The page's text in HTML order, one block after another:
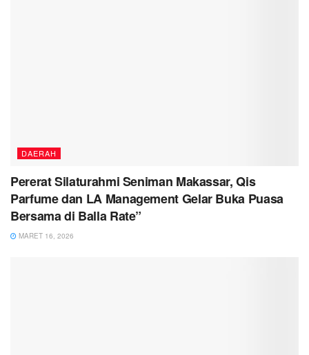
DAERAH
Pererat Silaturahmi Seniman Makassar, Qis
Parfume dan LA Management Gelar Buka Puasa
Bersama di Balla Rate”
MARET 16, 2026